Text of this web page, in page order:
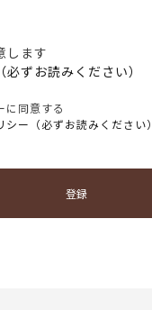
します
ずお読みください）
に同意する
シー（必ずお読みください）
登録